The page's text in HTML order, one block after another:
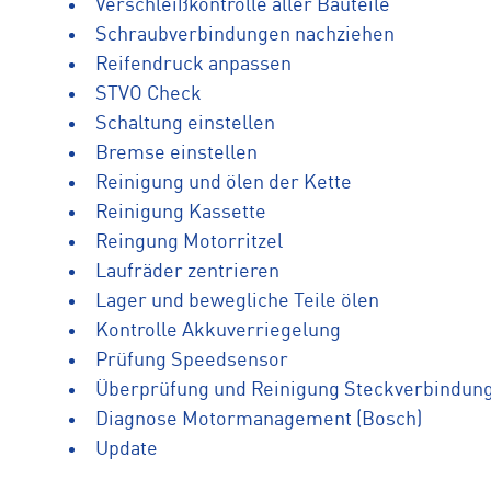
Verschleißkontrolle aller Bauteile
Schraubverbindungen nachziehen
Reifendruck anpassen
STVO Check
Schaltung einstellen
Bremse einstellen
Reinigung und ölen der Kette
Reinigung Kassette
Reingung Motorritzel
Laufräder zentrieren
Lager und bewegliche Teile ölen
Kontrolle Akkuverriegelung
Prüfung Speedsensor
Überprüfung und Reinigung
Diagnose Motormanagement (Bosch)
Update